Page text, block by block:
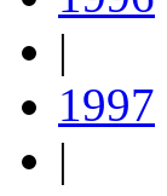
|
1997
|